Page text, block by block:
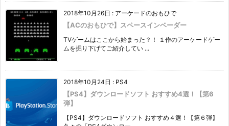
2018年10月26日 : アーケードのおもひで
【ACのおもひで】スペースインベーダー
TVゲームはここから始まった？！ １作のアーケードゲー
ムを掘り下げてご紹介してい ...
2018年10月24日 : PS4
【PS4】ダウンロードソフト おすすめ4選！【第6
弾】
【PS4】ダウンロードソフト おすすめ４選！【第６弾】